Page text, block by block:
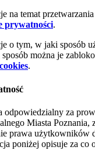
na temat
prywatności.
o tym, w jaki sposób
można je
.
odpowiedzialny za
Miasta Poznania,
prawa użytkowników
poniżej opisuje za co